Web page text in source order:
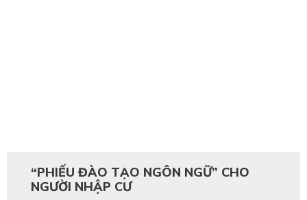
“PHIẾU ĐÀO TẠO NGÔN NGỮ” CHO
NGƯỜI NHẬP CƯ